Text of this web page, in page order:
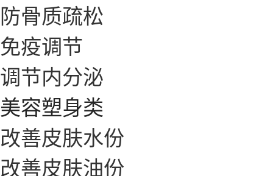
防骨质疏松
免疫调节
调节内分泌
美容塑身类
改善皮肤水份
改善皮肤油份